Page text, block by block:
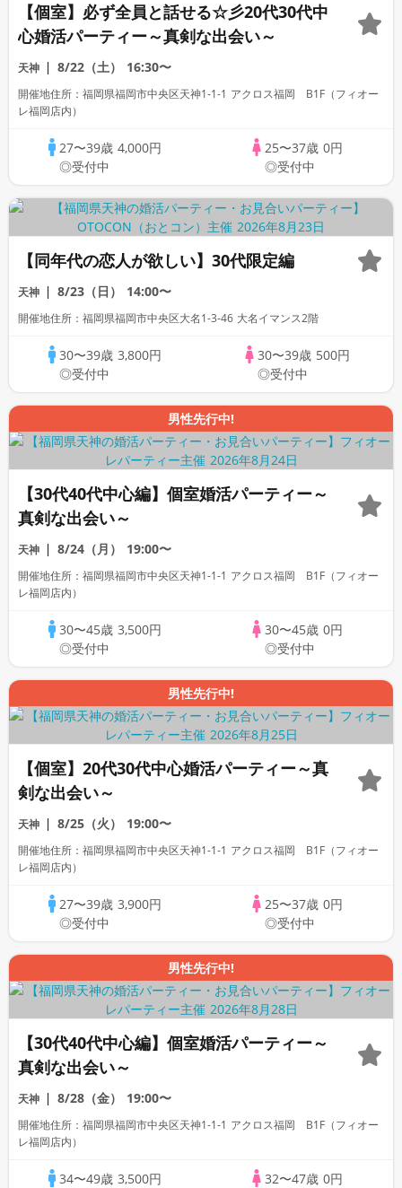
【個室】必ず全員と話せる☆彡20代30代中
心婚活パーティー～真剣な出会い～
天神 8/22（土） 16:30〜
開催地住所：福岡県福岡市中央区天神1-1-1 アクロス福岡 B1F（フィオー
レ福岡店内）
27〜39歳 4,000円
◎受付中
25〜37歳 0円
◎受付中
【同年代の恋人が欲しい】30代限定編
天神 8/23（日） 14:00〜
開催地住所：福岡県福岡市中央区大名1-3-46 大名イマンス2階
30〜39歳 3,800円
◎受付中
30〜39歳 500円
◎受付中
男性先行中!
【30代40代中心編】個室婚活パーティー～
真剣な出会い～
天神 8/24（月） 19:00〜
開催地住所：福岡県福岡市中央区天神1-1-1 アクロス福岡 B1F（フィオー
レ福岡店内）
30〜45歳 3,500円
◎受付中
30〜45歳 0円
◎受付中
男性先行中!
【個室】20代30代中心婚活パーティー～真
剣な出会い～
天神 8/25（火） 19:00〜
開催地住所：福岡県福岡市中央区天神1-1-1 アクロス福岡 B1F（フィオー
レ福岡店内）
27〜39歳 3,900円
◎受付中
25〜37歳 0円
◎受付中
男性先行中!
【30代40代中心編】個室婚活パーティー～
真剣な出会い～
天神 8/28（金） 19:00〜
開催地住所：福岡県福岡市中央区天神1-1-1 アクロス福岡 B1F（フィオー
レ福岡店内）
34〜49歳 3,500円
32〜47歳 0円